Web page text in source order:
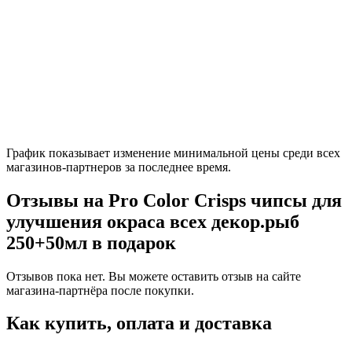
График показывает изменение минимальной цены среди всех
магазинов-партнеров за последнее время.
Отзывы на Pro Color Crisps чипсы для
улучшения окраса всех декор.рыб
250+50мл в подарок
Отзывов пока нет. Вы можете оставить отзыв на сайте
магазина-партнёра после покупки.
Как купить, оплата и доставка